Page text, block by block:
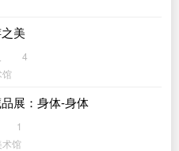
美
4
馆
展：身体-身体
1
术馆